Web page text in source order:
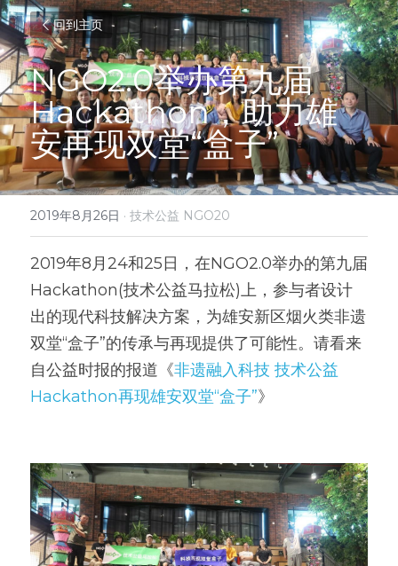
回到主页
NGO2.0举办第九届
Hackathon，助力雄
安再现双堂“盒子”
2019年8月26日 · 技术公益 NGO20
2019年8月24和25日，在NGO2.0举办的第九届
Hackathon(技术公益马拉松)上，参与者设计
出的现代科技解决方案，为雄安新区烟火类非遗
双堂“盒子”的传承与再现提供了可能性。请看来
自公益时报的报道《非遗融入科技 技术公益
Hackathon再现雄安双堂“盒子”》